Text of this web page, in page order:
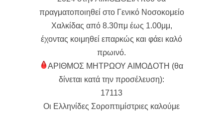
πραγματοποιηθεί στο Γενικό Νοσοκομείο
Χαλκίδας από 8.30πμ έως 1.00μμ,
έχοντας κοιμηθεί επαρκώς και φάει καλό
πρωινό.
ΑΡΙΘΜΟΣ ΜΗΤΡΩΟΥ ΑΙΜΟΔΟΤΗ (θα
δίνεται κατά την προσέλευση):
17113
Οι Ελληνίδες Σοροπτιμίστριες καλούμε